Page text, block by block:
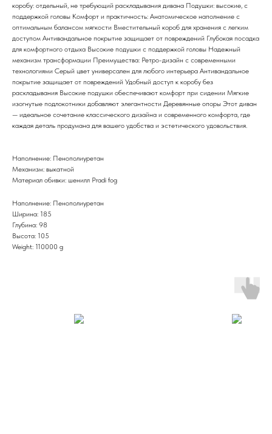
коробу: отдельный, не требующий раскладывания дивана Подушки: высокие, с
поддержкой головы Комфорт и практичность: Анатомическое наполнение с
оптимальным балансом мягкости Вместительный короб для хранения с легким
доступом Антивандальное покрытие защищает от повреждений Глубокая посадка
для комфортного отдыха Высокие подушки с поддержкой головы Надежный
механизм трансформации Преимущества: Ретро-дизайн с современными
технологиями Серый цвет универсален для любого интерьера Антивандальное
покрытие защищает от повреждений Удобный доступ к коробу без
раскладывания Высокие подушки обеспечивают комфорт при сидении Мягкие
изогнутые подлокотники добавляют элегантности Деревянные опоры Этот диван
— идеальное сочетание классического дизайна и современного комфорта, где
каждая деталь продумана для вашего удобства и эстетического удовольствия.
Наполнение: Пенополиуретан
Механизм: выкатной
Материал обивки: шенилл Pradi fog
Наполнение: Пенополиуретан
Ширина: 185
Глубина: 98
Высота: 105
Weight: 110000 g